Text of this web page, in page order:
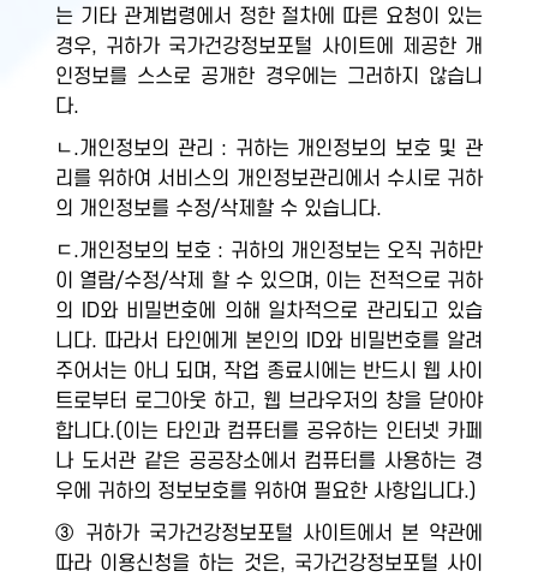
는 기타 관계법령에서 정한 절차에 따른 요청이 있는
경우, 귀하가 국가건강정보포털 사이트에 제공한 개
인정보를 스스로 공개한 경우에는 그러하지 않습니
다.
ㄴ.개인정보의 관리 : 귀하는 개인정보의 보호 및 관
리를 위하여 서비스의 개인정보관리에서 수시로 귀하
의 개인정보를 수정/삭제할 수 있습니다.
ㄷ.개인정보의 보호 : 귀하의 개인정보는 오직 귀하만
이 열람/수정/삭제 할 수 있으며, 이는 전적으로 귀하
의 ID와 비밀번호에 의해 일차적으로 관리되고 있습
니다. 따라서 타인에게 본인의 ID와 비밀번호를 알려
주어서는 아니 되며, 작업 종료시에는 반드시 웹 사이
트로부터 로그아웃 하고, 웹 브라우저의 창을 닫아야
합니다.(이는 타인과 컴퓨터를 공유하는 인터넷 카페
나 도서관 같은 공공장소에서 컴퓨터를 사용하는 경
우에 귀하의 정보보호를 위하여 필요한 사항입니다.)
③ 귀하가 국가건강정보포털 사이트에서 본 약관에
따라 이용신청을 하는 것은, 국가건강정보포털 사이